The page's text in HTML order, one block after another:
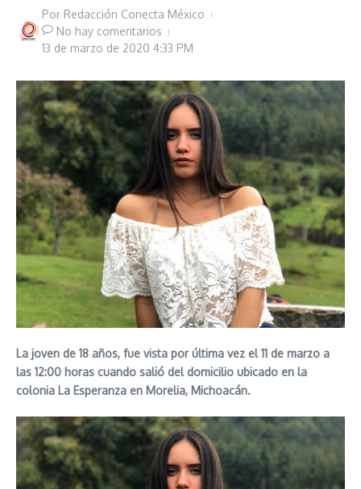
Por Redacción Conecta México
No hay comentarios
13 de marzo de 2020 4:33 PM
La joven de 18 años, fue vista por última vez el 11 de marzo a
las 12:00 horas cuando salió del domicilio ubicado en la
colonia La Esperanza en Morelia, Michoacán.